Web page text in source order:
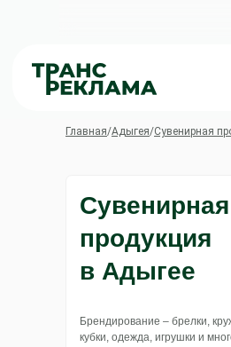
Главная/Адыгея/Сувенирная
Сувенирная
продукция
в Адыгее
Брендирование – брелки,
кубки, одежда, игрушки и